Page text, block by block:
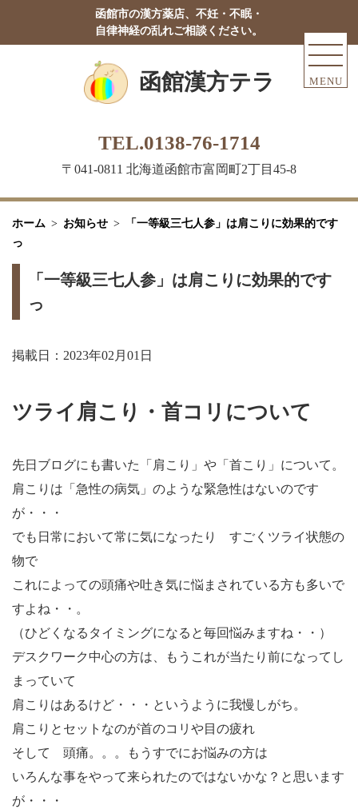
函館市の漢方薬店、不妊・不眠・
自律神経の乱れご相談ください。
函館漢方テラ
TEL.0138-76-1714
〒041-0811 北海道函館市富岡町2丁目45-8
MENU
ホーム お知らせ
「一等級三七人参」は肩こりに効果的です
っ
「一等級三七人参」は肩こりに効果的です
っ
掲載日：2023年02月01日
ツライ肩こり・首コリについて
先日ブログにも書いた「肩こり」や「首こり」について。
肩こりは「急性の病気」のような緊急性はないのです
が・・・
でも日常において常に気になったり すごくツライ状態の
物で
これによっての頭痛や吐き気に悩まされている方も多いで
すよね・・。
（ひどくなるタイミングになると毎回悩みますね・・）
デスクワーク中心の方は、もうこれが当たり前になってし
まっていて
肩こりはあるけど・・・というように我慢しがち。
肩こりとセットなのが首のコリや目の疲れ
そして 頭痛。。。もうすでにお悩みの方は
いろんな事をやって来られたのではないかな？と思います
が・・・